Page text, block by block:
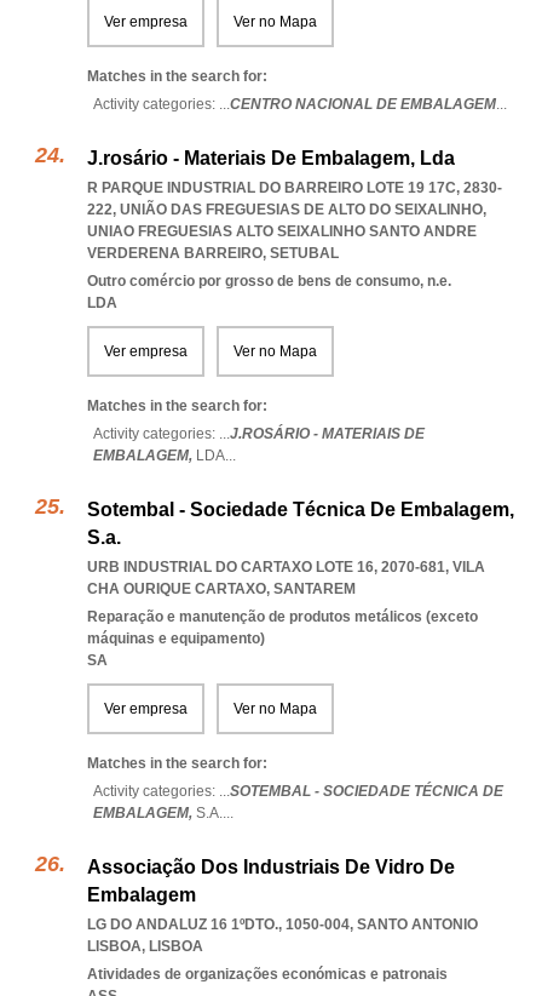
Ver empresa Ver no Mapa
Matches in the search for:
Activity categories: ...CENTRO NACIONAL DE EMBALAGEM...
J.rosário - Materiais De Embalagem, Lda
R PARQUE INDUSTRIAL DO BARREIRO LOTE 19 17C, 2830-
222, UNIÃO DAS FREGUESIAS DE ALTO DO SEIXALINHO,
UNIAO FREGUESIAS ALTO SEIXALINHO SANTO ANDRE
VERDERENA BARREIRO, SETUBAL
Outro comércio por grosso de bens de consumo, n.e.
LDA
Ver empresa Ver no Mapa
Matches in the search for:
Activity categories: ...J.ROSÁRIO - MATERIAIS DE
EMBALAGEM, LDA...
Sotembal - Sociedade Técnica De Embalagem,
S.a.
URB INDUSTRIAL DO CARTAXO LOTE 16, 2070-681, VILA
CHA OURIQUE CARTAXO, SANTAREM
Reparação e manutenção de produtos metálicos (exceto
máquinas e equipamento)
SA
Ver empresa Ver no Mapa
Matches in the search for:
Activity categories: ...SOTEMBAL - SOCIEDADE TÉCNICA DE
EMBALAGEM, S.A....
Associação Dos Industriais De Vidro De
Embalagem
LG DO ANDALUZ 16 1ºDTO., 1050-004, SANTO ANTONIO
LISBOA, LISBOA
Atividades de organizações económicas e patronais